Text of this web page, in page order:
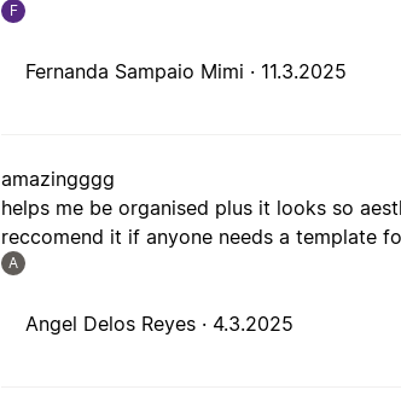
F
Fernanda Sampaio Mimi · 11.3.2025
amazingggg
helps me be organised plus it looks so
reccomend it if anyone needs a template
A
Angel Delos Reyes · 4.3.2025